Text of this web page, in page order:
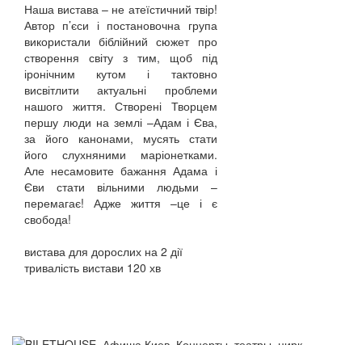
Наша вистава – не атеїстичний твір!
Автор п’єси і постановочна група
використали біблійний сюжет про
створення світу з тим, щоб під
іронічним кутом і тактовно
висвітлити актуальні проблеми
нашого життя. Створені Творцем
першу люди на землі –Адам і Єва,
за його канонами, мусять стати
його слухняними маріонетками.
Але несамовите бажання Адама і
Єви стати вільними людьми –
перемагає! Адже життя –це і є
свобода!
вистава для дорослих на 2 дії
тривалість вистави 120 хв